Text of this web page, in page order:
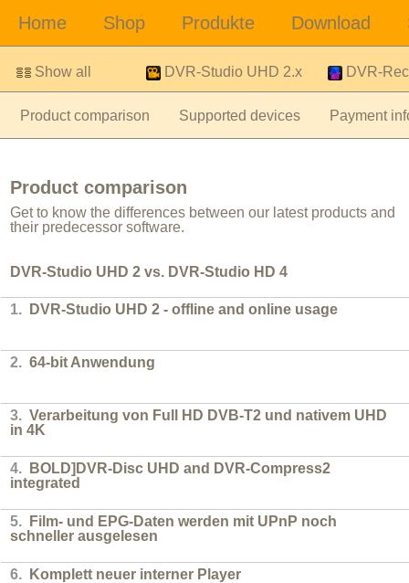
Show all DVR-Studio UHD 2.x DVR-
Product comparison Supported devices Payment
Product comparison
Get to know the differences between our latest products and
their predecessor software.
DVR-Studio UHD 2 vs. DVR-Studio HD 4
1. DVR-Studio UHD 2 - offline and online usage
2. 64-bit Anwendung
3. Verarbeitung von Full HD DVB-T2 und nativem UHD
in 4K
4. BOLD]DVR-Disc UHD and DVR-Compress2
integrated
5.
Film- und EPG-Daten werden mit UPnP noch
schneller ausgelesen
6. Komplett neuer interner Player